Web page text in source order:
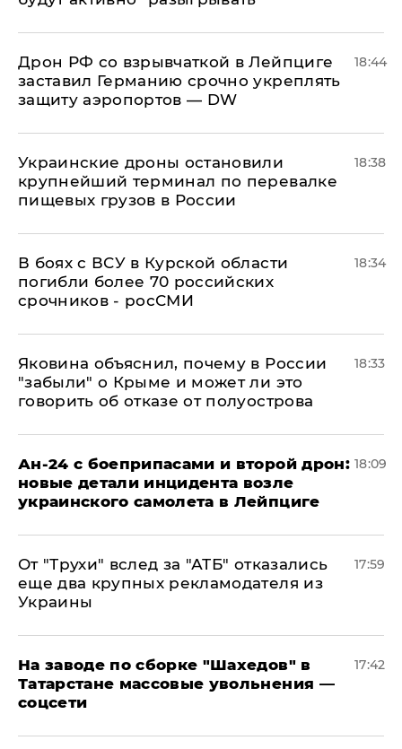
​Дрон РФ со взрывчаткой в Лейпциге
заставил Германию срочно укреплять
защиту аэропортов — DW
18:44
Украинские дроны остановили
крупнейший терминал по перевалке
пищевых грузов в России
18:38
В боях с ВСУ в Курской области
погибли более 70 российских
срочников - росСМИ
18:34
Яковина объяснил, почему в России
"забыли" о Крыме и может ли это
говорить об отказе от полуострова
18:33
Ан-24 с боеприпасами и второй дрон:
новые детали инцидента возле
украинского самолета в Лейпциге
18:09
От "Трухи" вслед за "АТБ" отказались
еще два крупных рекламодателя из
Украины
17:59
На заводе по сборке "Шахедов" в
Татарстане массовые увольнения —
соцсети
17:42